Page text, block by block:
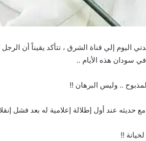
اليوم إلي قناة الشرق ، تتأكد يقيناً أن
سودان هذه الأيام ..
.. وليس البرهان !!
حديثه عند أول إطلالة إعلامية له بعد فشل
!!